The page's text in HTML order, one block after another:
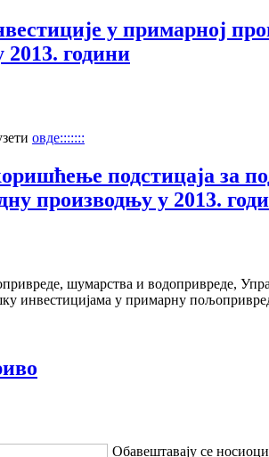
у примарној
2013. години
овде:::::::
подстицаја за
производњу у 2013.
шумарства и водопривреде,
инвестицијама у примарну
Обавештавају се